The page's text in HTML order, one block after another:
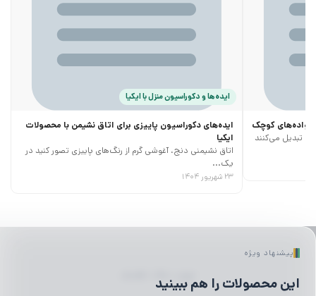
کوچک
تبدیل می‌کنند
ایده‌ها و دکوراسیون منزل با ایکیا
ایده‌های دکوراسیون پاییزی برای اتاق نشیمن با محصولات
ایکیا
اتاق نشیمنی دنج، آغوشی گرم از رنگ‌های پاییزی تصور کنید در
یک...
۲۳ شهریور ۱۴۰۴
پیشنهاد ویژه
این محصولات را هم ببینید